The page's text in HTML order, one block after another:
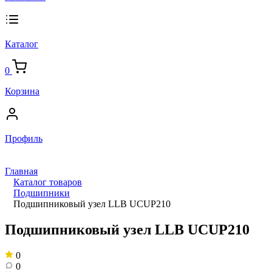
Каталог
0
Корзина
Профиль
Главная
Каталог товаров
Подшипники
Подшипниковый узел LLB UCUP210
Подшипниковый узел LLB UCUP210
0
0